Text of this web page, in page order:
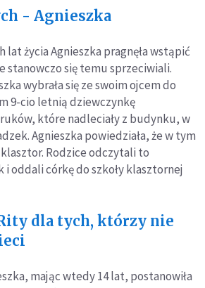
- Agnieszka
lat życia Agnieszka pragnęła wstąpić
stanowczo się temu sprzeciwiali.
wybrała się ze swoim ojcem do
9-cio letnią dziewczynkę
które nadleciały z budynku, w
Agnieszka powiedziała, że w tym
Rodzice odczytali to
i oddali córkę do szkoły klasztornej
dla tych, którzy nie
mając wtedy 14 lat, postanowiła